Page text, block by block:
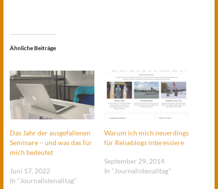
Ähnliche Beiträge
Das Jahr der ausgefallenen
Seminare – und was das für
mich bedeutet
Juni 17, 2022
In "Journalistenalltag"
Warum ich mich neuerdings
für Reiseblogs interessiere
September 29, 2014
In "Journalistenalltag"